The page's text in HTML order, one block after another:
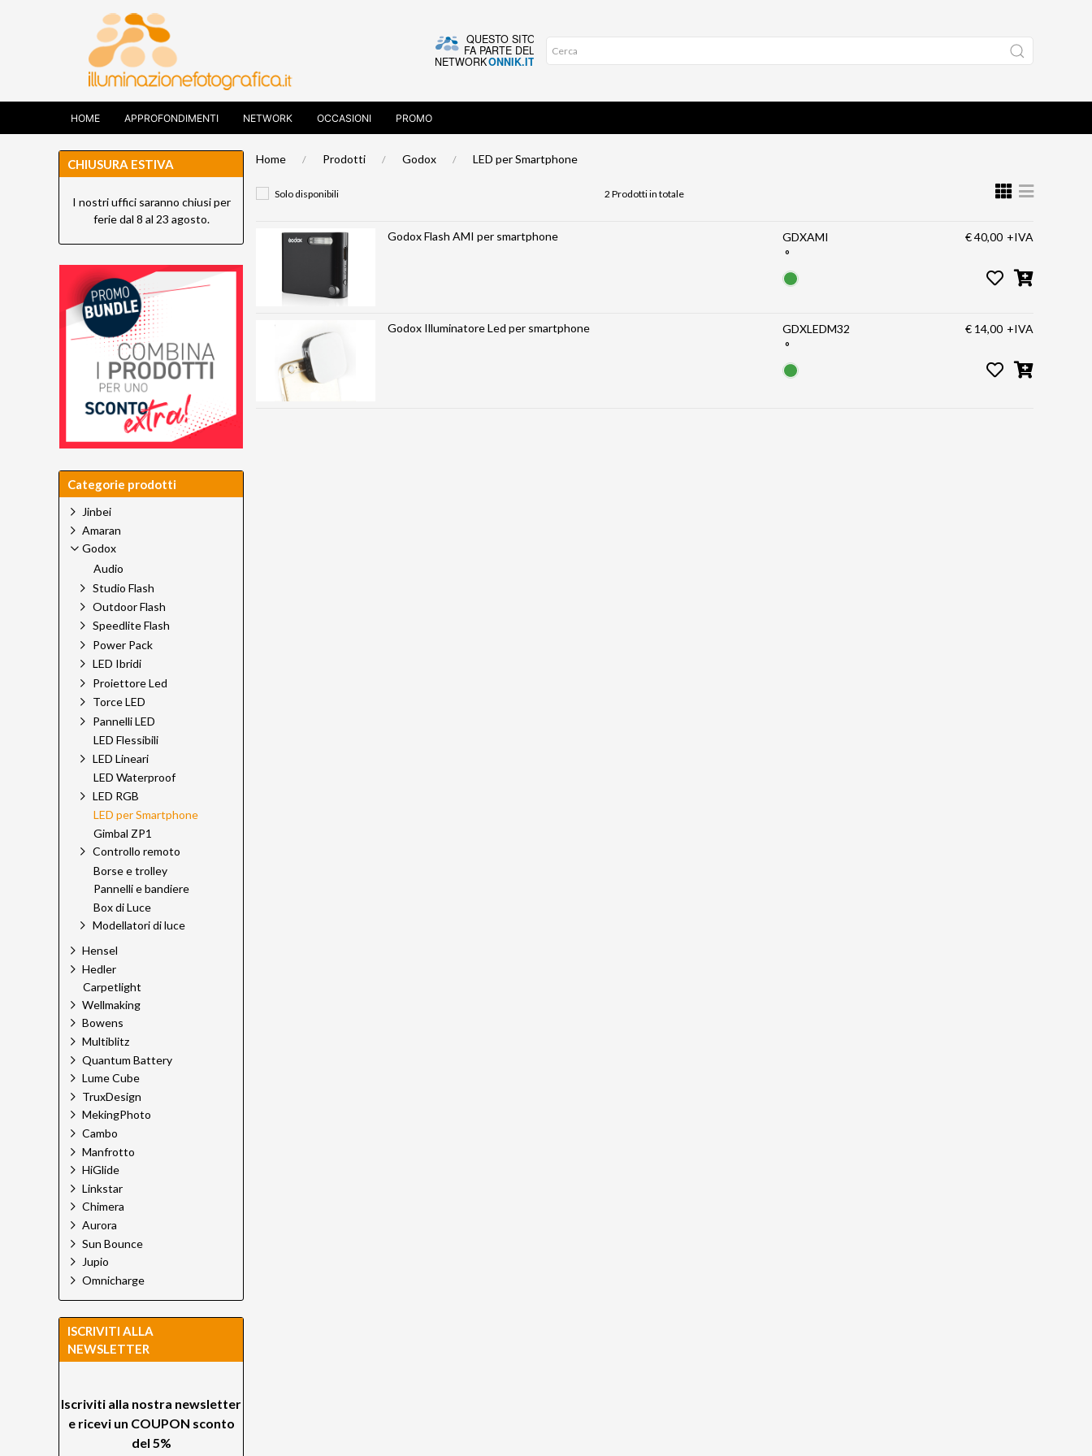
HOME APPROFONDIMENTI NETWORK OCCASIONI PROMO
Home Prodotti Godox LED per Smartphone
Solo disponibili 2 Prodotti in totale
Godox Flash AMI per smartphone
GDXAMI
°
€ 40,00 +IVA
Godox Illuminatore Led per smartphone
GDXLEDM32
°
€ 14,00 +IVA
CHIUSURA ESTIVA
I nostri uffici saranno chiusi per
ferie dal 8 al 23 agosto.
Categorie prodotti
Jinbei
Amaran
Godox
Audio
Studio Flash
Outdoor Flash
Speedlite Flash
Power Pack
LED Ibridi
Proiettore Led
Torce LED
Pannelli LED
LED Flessibili
LED Lineari
LED Waterproof
LED RGB
LED per Smartphone
Gimbal ZP1
Controllo remoto
Borse e trolley
Pannelli e bandiere
Box di Luce
Modellatori di luce
Hensel
Hedler
Carpetlight
Wellmaking
Bowens
Multiblitz
Quantum Battery
Lume Cube
TruxDesign
MekingPhoto
Cambo
Manfrotto
HiGlide
Linkstar
Chimera
Aurora
Sun Bounce
Jupio
Omnicharge
ISCRIVITI ALLA
NEWSLETTER
Iscriviti alla nostra newsletter
e ricevi un COUPON sconto
del 5%